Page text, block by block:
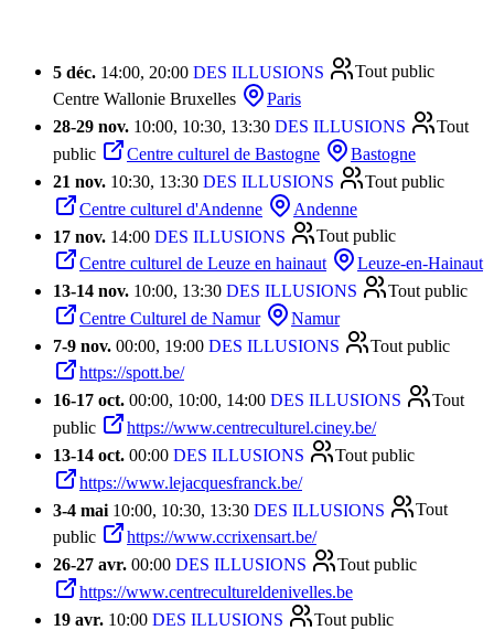
5 déc. 14:00, 20:00 DES ILLUSIONS
Tout public
Centre Wallonie Bruxelles
Paris
28-29 nov. 10:00, 10:30, 13:30 DES ILLUSIONS
Tout
public
Centre culturel de Bastogne
Bastogne
21 nov. 10:30, 13:30 DES ILLUSIONS
Tout public
Centre culturel d'Andenne
Andenne
17 nov. 14:00 DES ILLUSIONS
Tout public
Centre culturel de Leuze en hainaut
Leuze-en-Hainaut
13-14 nov. 10:00, 13:30 DES ILLUSIONS
Tout public
Centre Culturel de Namur
Namur
7-9 nov. 00:00, 19:00 DES ILLUSIONS
Tout public
https://spott.be/
16-17 oct. 00:00, 10:00, 14:00 DES ILLUSIONS
Tout
public
https://www.centreculturel.ciney.be/
13-14 oct. 00:00 DES ILLUSIONS
Tout public
https://www.lejacquesfranck.be/
3-4 mai 10:00, 10:30, 13:30 DES ILLUSIONS
Tout
public
https://www.ccrixensart.be/
26-27 avr. 00:00 DES ILLUSIONS
Tout public
https://www.centrecultureldenivelles.be
19 avr. 10:00 DES ILLUSIONS
Tout public